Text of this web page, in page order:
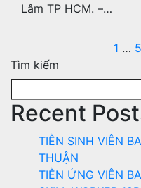
Lâm TP HCM. –…
1 …
Tìm kiếm
Recent
TIỄN SINH VIÊN
THUẬN
TIỄN ỨNG VIÊN